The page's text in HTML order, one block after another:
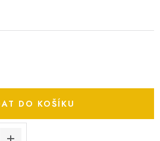
A DOPRAVA
OBCHODNÍ PODMÍNKY
OVĚŘOVÁNÍ RECENZÍ
DO KOŠÍKU